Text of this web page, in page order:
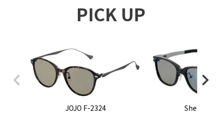
PICK UP
JOJO F-2324 Sherry F-